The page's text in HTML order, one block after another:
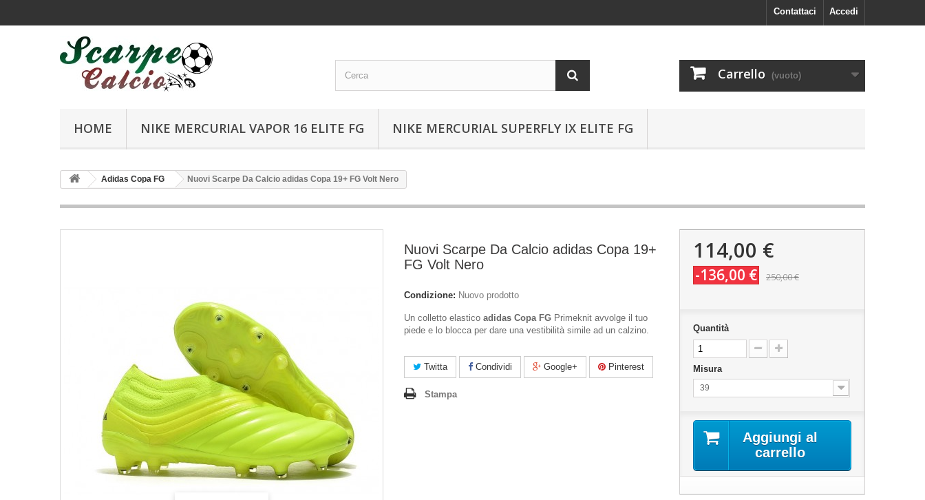
Accedi
Contattaci
Carrello (vuoto)
HOME NIKE MERCURIAL VAPOR 16 ELITE FG NIKE MERCURIAL SUPERFLY IX ELITE FG
Adidas Copa FG Nuovi Scarpe Da Calcio adidas Copa 19+ FG Volt Nero
Nuovi Scarpe Da Calcio adidas Copa 19+
FG Volt Nero
Condizione: Nuovo prodotto
Un colletto elastico adidas Copa FG Primeknit avvolge il tuo
piede e lo blocca per dare una vestibilità simile ad un calzino.
Twitta Condividi Google+ Pinterest
Stampa
114,00 €
-136,00 € 250,00 €
Quantità
Misura
39
Aggiungi al
carrello